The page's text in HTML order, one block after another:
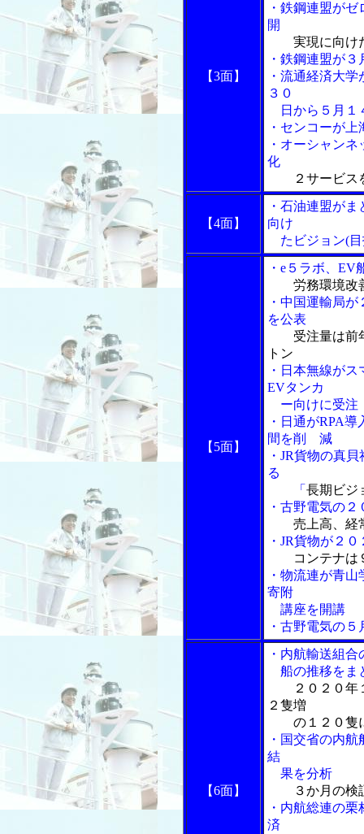
【3面】
・鉄鋼連盟が
開
実現に向け
・鉄鋼連盟が
・流通経済大
３０
日から５月１
・センコーが
・オーシャン
化
２サービス
【4面】
・石油連盟が
向け
たビジョン(目
【5面】
・e５ラボ、EV
労務環境改
・中国運輸局
を公表
受注量は前
トン
・日本無線が
EVタンカ
ー向けに受注
・日通がRPA
間を削 減
・JR貨物の真
る
「 長期ビジ
・古野電気の
売上高、経
・JR貨物が２
コンテナは
・物流連が青
寄附
講座を開講
・古野電気の
【6面】
・内航輸送組
船の推移をま
２０２０
２隻増
の１２０隻
・国交省の内
結
果を分析
３か月の検
・内航総連の
済